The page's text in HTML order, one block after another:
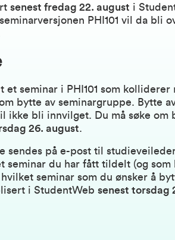
senest fredag 22. august i
PHI101 vil da bli
seminar i PHI101 som kolliderer
bytte av seminargruppe. Bytte
ikke bli innvilget. Du må søke om
26. august.
sendes på e-post til
seminar du har fått tildelt (og som
seminar som du ønsker å
i StudentWeb senest torsdag